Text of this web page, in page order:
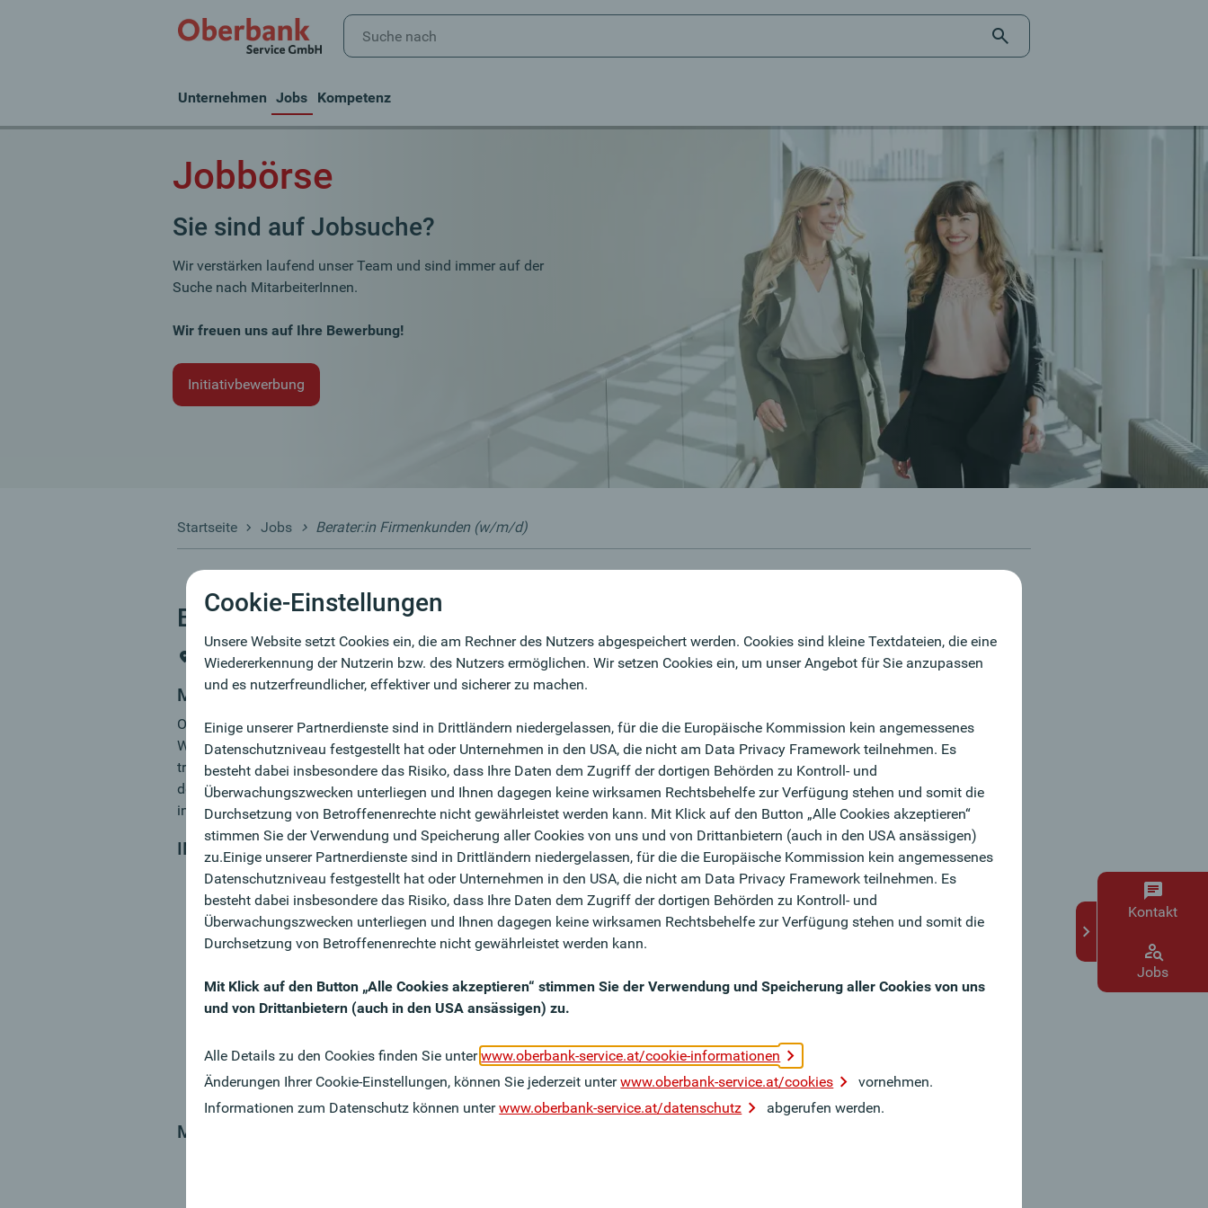
Unternehmen Jobs Kompetenz
Jobbörse
Sie sind auf Jobsuche?
Wir verstärken laufend unser Team und sind immer auf der
Suche nach MitarbeiterInnen.
Wir freuen uns auf Ihre Bewerbung!
Initiativbewerbung
Startseite Jobs Berater:in Firmenkunden (w/m/d)
Berater:in Firmenkunden (w/m/d)
Bamberg
MY JOB
Oberbank. Gegründet 1869 in Österreich. Seit über 30 Jahren in Deutschland auf
Wachstumskurs. Sie möchten künftig gehobene Firmenkund:innen in einer
traditionsreichen und doch fortschrittlichen Bank betreuen? Dann lassen Sie sich von
den Vorzügen der Oberbank als Arbeitgeber überzeugen und sichern Sie sich den Einstieg
in eine tolle Karriere in unserer Filiale in Bamberg.
IN DETAIL
Sie sind Relationship-Manager:in für unsere Firmenkund:innen im Zielsegment KMU
und Corporates
Sie sind zuständig für alle Finanzierungsfragen sowie das Passiv- und
Dienstleistungsgeschäft
Akquisitionsstrategien
Durch Erkennen von Cross-Selling-Potentialen forcieren Sie den Verkauf
Neu- und Bestandskund:innen im Auge
Sie repräsentieren die Oberbank nach außen, pflegen aktiv Ihr Netzwerk und
beobachten laufend den regionalen Markt
MY CHALLENGE
Mareike Knorr
+49 911 / 723 67 - 16
Kontakt
Jobs
Cookie-Einstellungen
Unsere Website setzt Cookies ein, die am Rechner des Nutzers abgespeichert werden. Cookies sind kleine Textdateien, die eine
Wiedererkennung der Nutzerin bzw. des Nutzers ermöglichen. Wir setzen Cookies ein, um unser Angebot für Sie anzupassen
und es nutzerfreundlicher, effektiver und sicherer zu machen.
Einige unserer Partnerdienste sind in Drittländern niedergelassen, für die die Europäische Kommission kein angemessenes
Datenschutzniveau festgestellt hat oder Unternehmen in den USA, die nicht am Data Privacy Framework teilnehmen. Es
besteht dabei insbesondere das Risiko, dass Ihre Daten dem Zugriff der dortigen Behörden zu Kontroll- und
Überwachungszwecken unterliegen und Ihnen dagegen keine wirksamen Rechtsbehelfe zur Verfügung stehen und somit die
Durchsetzung von Betroffenenrechte nicht gewährleistet werden kann. Mit Klick auf den Button „Alle Cookies akzeptieren“
stimmen Sie der Verwendung und Speicherung aller Cookies von uns und von Drittanbietern (auch in den USA ansässigen)
zu.Einige unserer Partnerdienste sind in Drittländern niedergelassen, für die die Europäische Kommission kein angemessenes
Datenschutzniveau festgestellt hat oder Unternehmen in den USA, die nicht am Data Privacy Framework teilnehmen. Es
besteht dabei insbesondere das Risiko, dass Ihre Daten dem Zugriff der dortigen Behörden zu Kontroll- und
Überwachungszwecken unterliegen und Ihnen dagegen keine wirksamen Rechtsbehelfe zur Verfügung stehen und somit die
Durchsetzung von Betroffenenrechte nicht gewährleistet werden kann.
Mit Klick auf den Button „Alle Cookies akzeptieren“ stimmen Sie der Verwendung und Speicherung aller Cookies von uns
und von Drittanbietern (auch in den USA ansässigen) zu.
Alle Details zu den Cookies finden Sie unterwww.oberbank-service.at/cookie-informationen
Änderungen Ihrer Cookie-Einstellungen, können Sie jederzeit unterwww.oberbank-service.at/cookies
vornehmen.
Informationen zum Datenschutz können unterwww.oberbank-service.at/datenschutz abgerufen werden.